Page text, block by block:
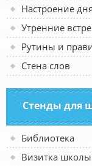
Настроение дня
Утренние
Рутины и
Стена слов
Стенды для
Библиотека
Визитка школы